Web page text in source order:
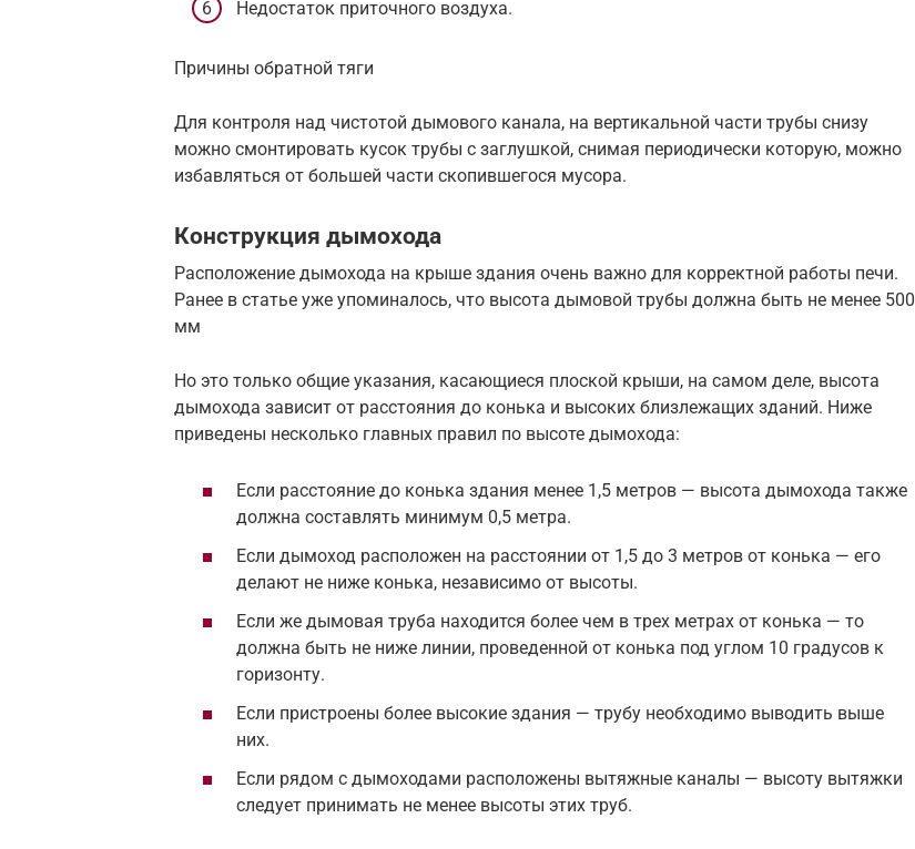
Недостаток приточного воздуха.
Причины обратной тяги
Для контроля над чистотой дымового канала, на вертикальной части трубы снизу
можно смонтировать кусок трубы с заглушкой, снимая периодически которую, можно
избавляться от большей части скопившегося мусора.
Конструкция дымохода
Расположение дымохода на крыше здания очень важно для корректной работы печи.
Ранее в статье уже упоминалось, что высота дымовой трубы должна быть не менее 500
мм
Но это только общие указания, касающиеся плоской крыши, на самом деле, высота
дымохода зависит от расстояния до конька и высоких близлежащих зданий. Ниже
приведены несколько главных правил по высоте дымохода:
Если расстояние до конька здания менее 1,5 метров — высота дымохода также
должна составлять минимум 0,5 метра.
Если дымоход расположен на расстоянии от 1,5 до 3 метров от конька — его
делают не ниже конька, независимо от высоты.
Если же дымовая труба находится более чем в трех метрах от конька — то
должна быть не ниже линии, проведенной от конька под углом 10 градусов к
горизонту.
Если пристроены более высокие здания — трубу необходимо выводить выше
них.
Если рядом с дымоходами расположены вытяжные каналы — высоту вытяжки
следует принимать не менее высоты этих труб.